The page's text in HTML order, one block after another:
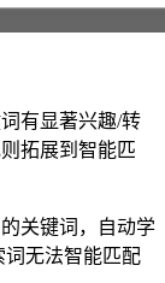
有显著兴趣/转
拓展到智能匹
关键词，自动学
词无法智能匹配